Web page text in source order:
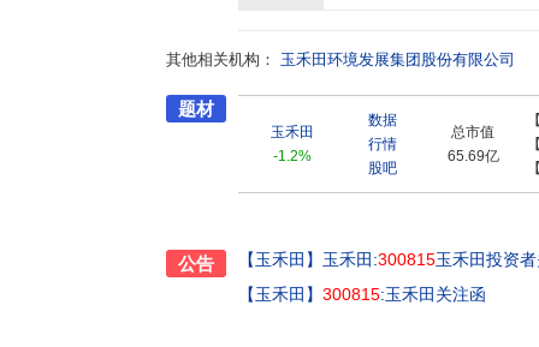
环境保障,得到各地政府高度赞誉。“产业与资
略和改革创新的步伐,积极践行“城市合伙人”
品牌信誉和品质标准,在建设美丽中国的宏伟
其他相关机构： 玉禾田环境发展集团股份有限公司
题材
玉禾田
-1.2%
数据
行情
股吧
总市值
65.69亿
公告 【玉禾田】 玉禾田:300815玉禾田投资
【玉禾田】 300815:玉禾田关注函